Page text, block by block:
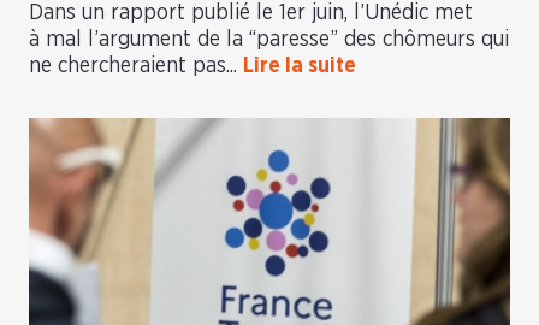
Dans un rapport publié le 1er juin, l’Unédic met
à mal l’argument de la “paresse” des chômeurs qui
ne chercheraient pas... Lire la suite